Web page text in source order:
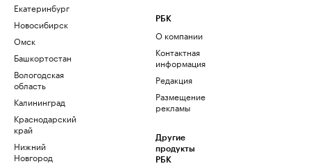
Екатеринбург
Новосибирск
Омск
Башкортостан
Вологодская
область
Калининград
Краснодарский
край
Нижний
Новгород
РБК
О компании
Контактная
информация
Редакция
Размещение
рекламы
Другие
продукты
РБК